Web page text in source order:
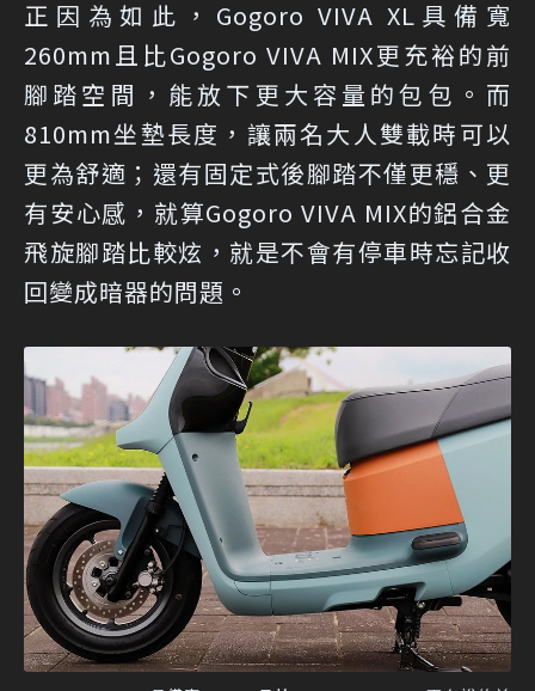
正因為如此，Gogoro VIVA XL具備寬
260mm且比Gogoro VIVA MIX更充裕的前
腳踏空間，能放下更大容量的包包。而
810mm坐墊長度，讓兩名大人雙載時可以
更為舒適；還有固定式後腳踏不僅更穩、更
有安心感，就算Gogoro VIVA MIX的鋁合金
飛旋腳踏比較炫，就是不會有停車時忘記收
回變成暗器的問題。